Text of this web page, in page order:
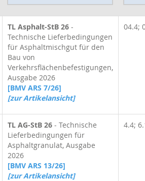
TL Asphalt-StB 26 -
Technische Lieferbedingungen
für Asphaltmischgut für den
Bau von
Verkehrsflächenbefestigungen,
Ausgabe 2026
[BMV ARS 7/26]
[zur Artikelansicht]
04.4;
TL AG-StB 26 - Technische
Lieferbedingungen für
Asphaltgranulat, Ausgabe
2026
[BMV ARS 13/26]
[zur Artikelansicht]
4.4;